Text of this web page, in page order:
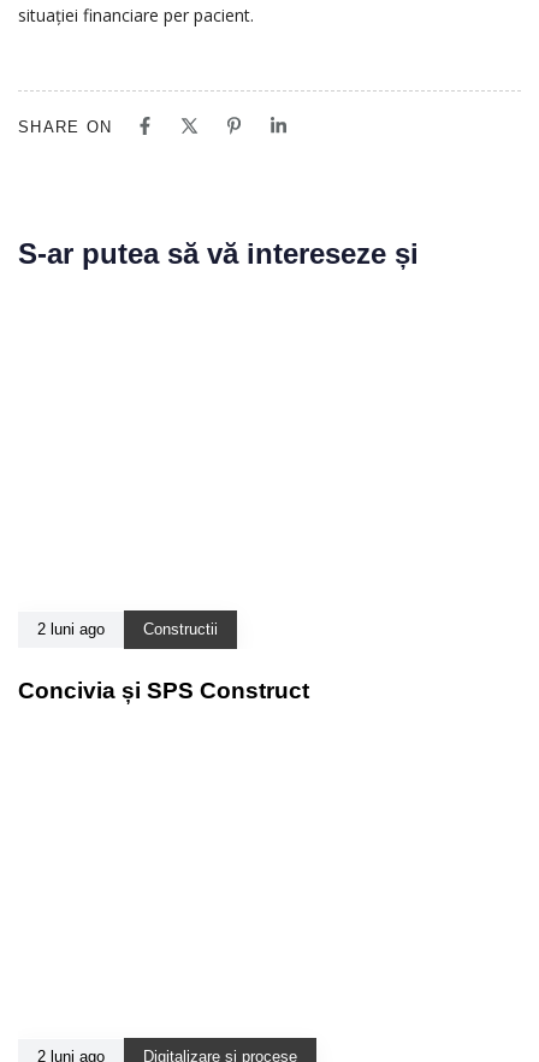
situației financiare per pacient.
SHARE ON
S-ar putea să vă intereseze și
2 luni ago Constructii
Concivia și SPS Construct
2 luni ago Digitalizare si procese